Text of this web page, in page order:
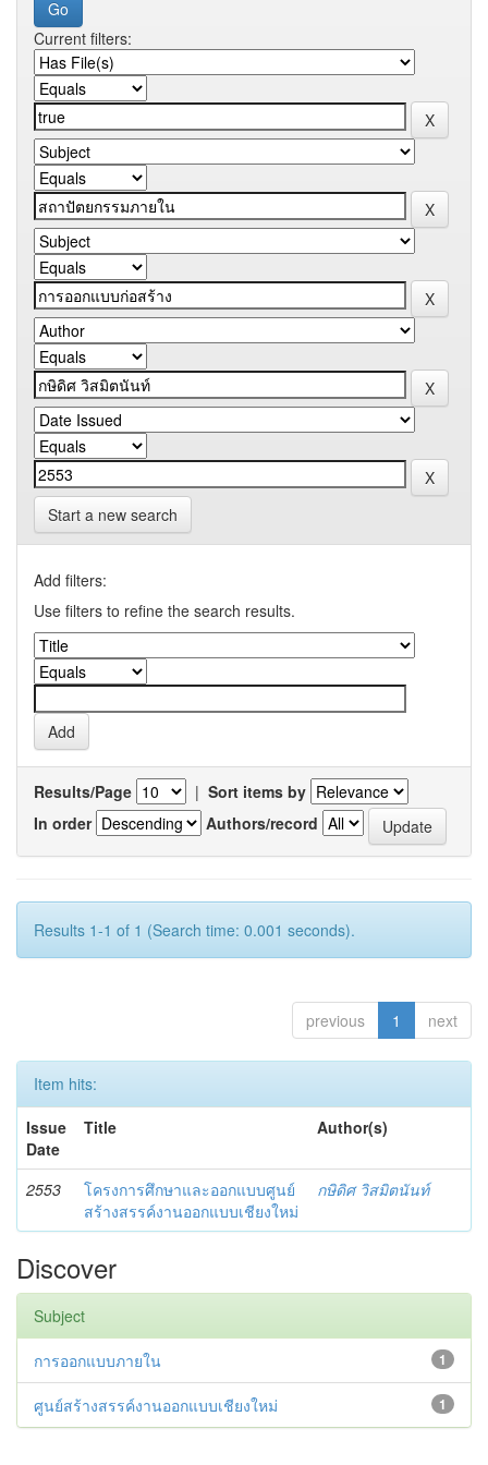
Current filters:
Start a new search
Add filters:
Use filters to refine the search results.
Results/Page | Sort items by
In order
Authors/record
Results 1-1 of 1 (Search time: 0.001 seconds).
previous 1 next
Item hits:
Issue
Date
Title Author(s)
2553
โครงการศึกษาและออกแบบศูนย์
สร้างสรรค์งานออกแบบเชียงใหม่
กษิดิศ วิสมิตนันท์
Discover
Subject
1
การออกแบบภายใน
1
ศูนย์สร้างสรรค์งานออกแบบเชียงใหม่